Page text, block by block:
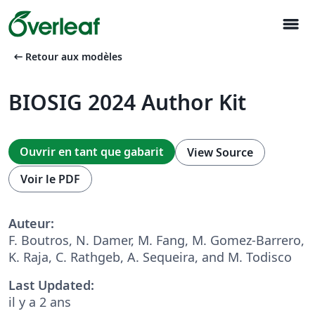
menu
arrow_left_alt Retour aux modèles
BIOSIG 2024 Author Kit
Ouvrir en tant que gabarit
View Source
Voir le PDF
Auteur:
F. Boutros, N. Damer, M. Fang, M. Gomez-Barrero,
K. Raja, C. Rathgeb, A. Sequeira, and M. Todisco
Last Updated:
il y a 2 ans